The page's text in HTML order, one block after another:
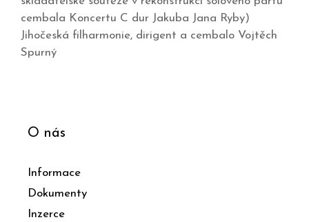
cembala Koncertu C dur Jakuba Jana Ryby)
Jihočeská filharmonie, dirigent a cembalo Vojtěch
Spurný
O nás
Informace
Dokumenty
Inzerce